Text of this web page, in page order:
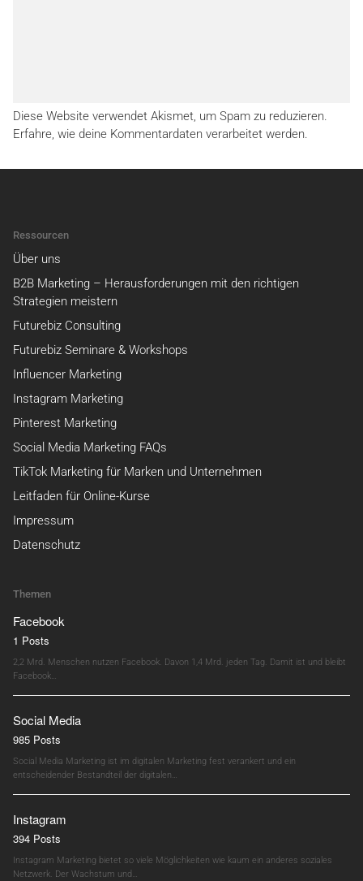
Diese Website verwendet Akismet, um Spam zu reduzieren.
Erfahre, wie deine Kommentardaten verarbeitet werden.
Ressourcen
Über uns
B2B Marketing – Herausforderungen mit den richtigen
Strategien meistern
Futurebiz Consulting
Futurebiz Seminare & Workshops
Influencer Marketing
Instagram Marketing
Pinterest Marketing
Social Media Marketing FAQs
TikTok Marketing für Marken und Unternehmen
Leitfaden für Online-Kurse
Impressum
Datenschutz
Themen
Facebook
1 Posts
2,2 Mrd. Menschen nutzen Facebook. Davon 1,4 Mrd. jeden Tag. Damit ist und bleibt
Facebook…
Social Media
985 Posts
Social Media Marketing ist im digitalen Marketing fest verankert und ein
entscheidender Bestandteil der digitalen…
Instagram
394 Posts
Instagram Marketing bietet so viele Möglichkeiten wie kaum ein anderes soziales
Netzwerk. Der Wachstum und…